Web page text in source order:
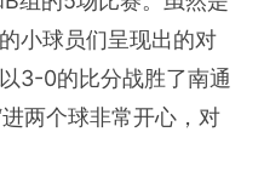
小球员们呈现出的对
3-0的比分战胜了南通
两个球非常开心，对